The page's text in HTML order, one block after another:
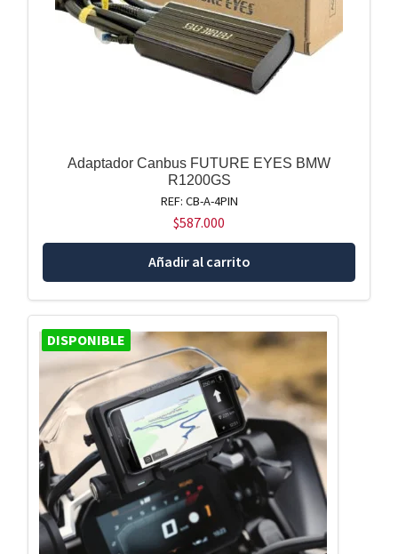
Adaptador Canbus FUTURE EYES BMW
R1200GS
REF: CB-A-4PIN
$587.000
Añadir al carrito
DISPONIBLE